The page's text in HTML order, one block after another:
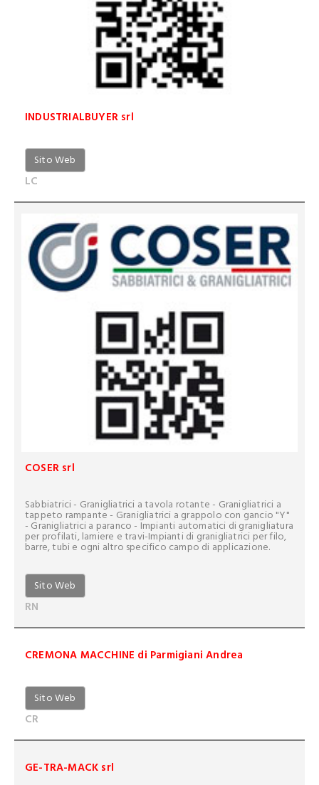
INDUSTRIALBUYER srl
Sito Web
LC
COSER srl
Sabbiatrici - Granigliatrici a tavola rotante - Granigliatrici a
tappeto rampante - Granigliatrici a grappolo con gancio "Y"
- Granigliatrici a paranco - Impianti automatici di granigliatura
per profilati, lamiere e travi-Impianti di granigliatrici per filo,
barre, tubi e ogni altro specifico campo di applicazione.
Sito Web
RN
CREMONA MACCHINE di Parmigiani Andrea
Sito Web
CR
GE-TRA-MACK srl